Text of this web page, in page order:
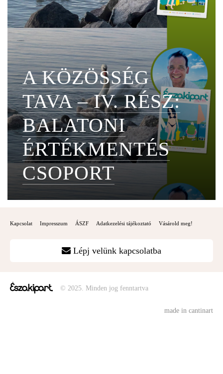
A KÖZÖSSÉG
TAVA – IV. RÉSZ:
BALATONI
ÉRTÉKMENTÉS
CSOPORT
Kapcsolat Impresszum ÁSZF Adatkezelési tájékoztató Vásárold meg!
Lépj velünk kapcsolatba
© 2025. Minden jog fenntartva
made in cantinart